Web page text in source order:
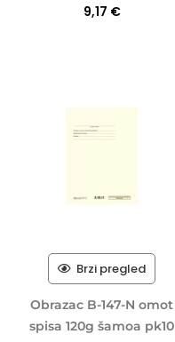
9,17 €
Brzi pregled
Obrazac B-147-N omot
spisa 120g šamoa pk10